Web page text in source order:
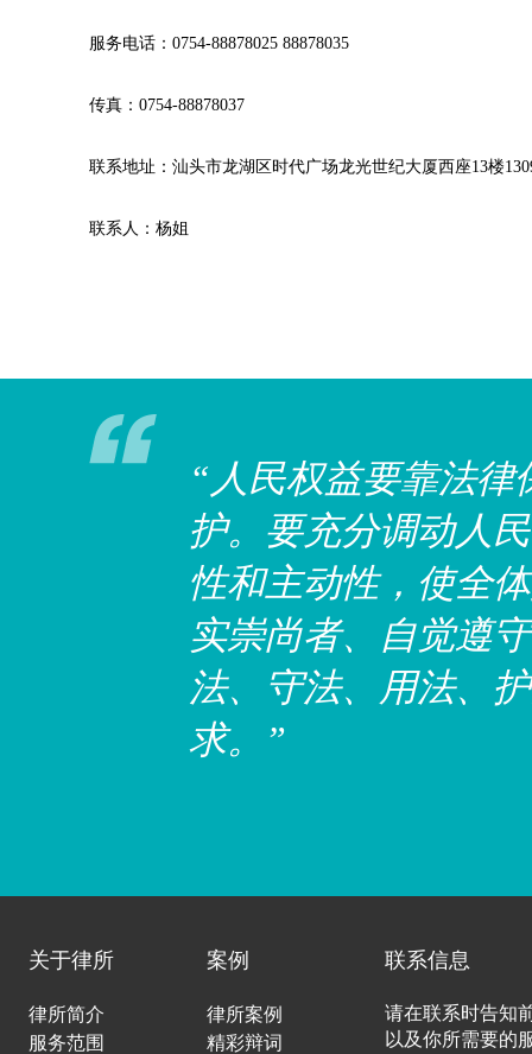
服务电话：0754-88878025 88878035
传真：0754-88878037
联系地址：汕头市龙湖区时代广场龙光世纪大厦西座13楼
联系人：杨姐
上，而是铭刻在公民的内
“人民权益要靠法
护。要充分调动人
性和主动性，使全
实崇尚者、自觉遵
法、守法、用法、
求。”
法律之明了，不尽
关于律所
律所简介
服务范围
案例
律所案例
精彩辩词
联系信息
请在联系时告知
以及你所需要的